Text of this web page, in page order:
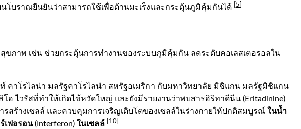
บราณยืนยันว่าสามารถใช้เพื่อต้านมะเร็งและกระตุ้นภูมิคุ้มกันได้
5
ขภาพ เช่น ช่วยกระตุ้นการทำงานของระบบภูมิคุ้มกัน ลดระดับคอเลสเตอรอลใน
คาโรไลน่า มลรัฐคาโรไลน่า สหรัฐอเมริกา กับมหาวิทยาลัย มิชิแกน มลรัฐมิชิแกน
ไวรัสที่ทำให้เกิดไข้หวัดใหญ่ และยังมีรายงานว่าพบสารอิริทาดีนีน (Eritadinine)
สร้างเซลล์ และควบคุมการเจริญเติบโตของเซลล์ในร่างกายให้ปกติสมบูรณ์ ในน้ำ
เฟอรอน(Interferon) ในเซลล์ 10